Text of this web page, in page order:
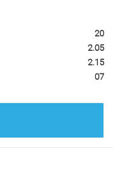
20
2.05
2.15
07